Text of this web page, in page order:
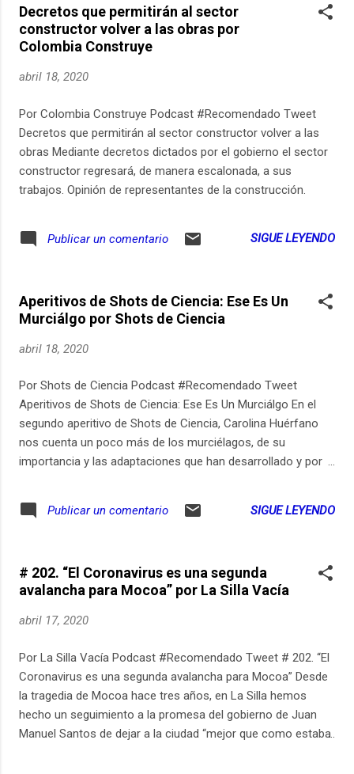
life could be hiding in the rest of the solar system and
beyond.
Decretos que permitirán al sector
constructor volver a las obras por
Colombia Construye
abril 18, 2020
Por Colombia Construye Podcast #Recomendado Tweet
Decretos que permitirán al sector constructor volver a las
obras Mediante decretos dictados por el gobierno el sector
constructor regresará, de manera escalonada, a sus
trabajos. Opinión de representantes de la construcción.
Publicar un comentario SIGUE LEYENDO
Aperitivos de Shots de Ciencia: Ese Es Un
Murciálgo por Shots de Ciencia
abril 18, 2020
Por Shots de Ciencia Podcast #Recomendado Tweet
Aperitivos de Shots de Ciencia: Ese Es Un Murciálgo En el
segundo aperitivo de Shots de Ciencia, Carolina Huérfano
nos cuenta un poco más de los murciélagos, de su
importancia y las adaptaciones que han desarrollado y por
Bats Use Touch Receptors On Wings To Fly, Catch Prey,
Study Finds https://ift.tt/2Klhapf Ultraviolet vision in a bat
plataformas en https://ift.tt/3czBsI1
Publicar un comentario SIGUE LEYENDO
# 202. “El Coronavirus es una segunda
avalancha para Mocoa” por La Silla Vacía
abril 17, 2020
Por La Silla Vacía Podcast #Recomendado Tweet # 202. “El
Coronavirus es una segunda avalancha para Mocoa” Desde
la tragedia de Mocoa hace tres años, en La Silla hemos
hecho un seguimiento a la promesa del gobierno de Juan
Manuel Santos de dejar a la ciudad “mejor que como estaba